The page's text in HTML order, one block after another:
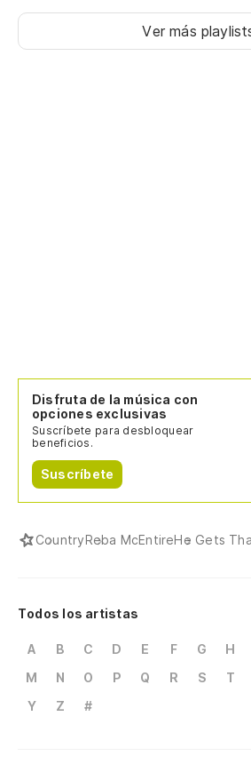
Ver más
Disfruta de la música con
opciones exclusivas
Suscríbete para desbloquear
beneficios.
Suscríbete
CountryReba McEntireHe Gets
Todos los artistas
A B C D E F G H
M
N O P Q R S T
Y
Z #